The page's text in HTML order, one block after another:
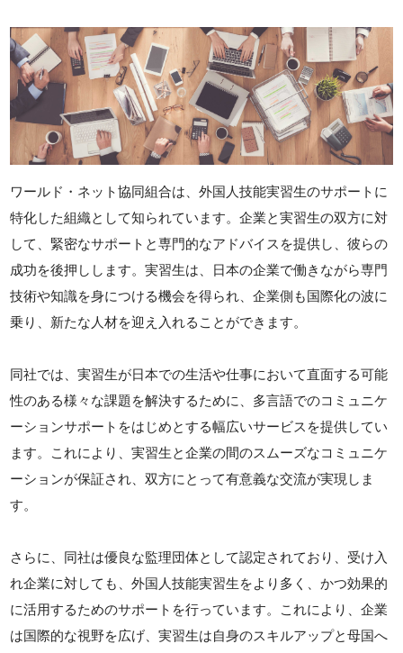
ワールド・ネット協同組合は、外国人技能実習生のサポートに
特化した組織として知られています。企業と実習生の双方に対
して、緊密なサポートと専門的なアドバイスを提供し、彼らの
成功を後押しします。実習生は、日本の企業で働きながら専門
技術や知識を身につける機会を得られ、企業側も国際化の波に
乗り、新たな人材を迎え入れることができます。
同社では、実習生が日本での生活や仕事において直面する可能
性のある様々な課題を解決するために、多言語でのコミュニケ
ーションサポートをはじめとする幅広いサービスを提供してい
ます。これにより、実習生と企業の間のスムーズなコミュニケ
ーションが保証され、双方にとって有意義な交流が実現しま
す。
さらに、同社は優良な監理団体として認定されており、受け入
れ企業に対しても、外国人技能実習生をより多く、かつ効果的
に活用するためのサポートを行っています。これにより、企業
は国際的な視野を広げ、実習生は自身のスキルアップと母国へ